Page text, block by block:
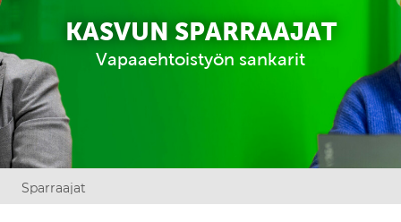
KASVUN SPARRAAJAT
Vapaaehtoistyön sankarit
Sparraajat